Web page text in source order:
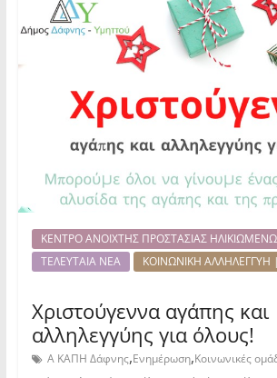
ΚΕΝΤΡΟ ΑΝΟΙΧΤΗΣ ΠΡΟΣΤΑΣΙΑΣ
ΤΕΛΕΥΤΑΙΑ ΝΕΑ
ΚΟΙΝΩΝΙΚΗ
Χριστούγεννα αγάπης και
αλληλεγγύης για όλους!
Α ΚΑΠΗ Δάφνης,Ενημέρωση,Κοινωνικές